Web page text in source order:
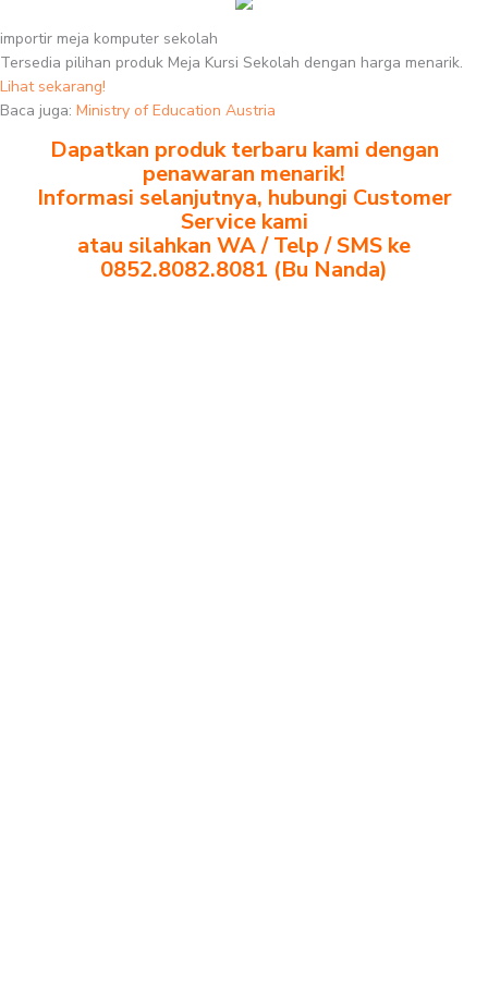
importir meja komputer sekolah
Tersedia pilihan produk Meja Kursi Sekolah dengan harga menarik.
Lihat sekarang!
Baca juga: Ministry of Education Austria
Dapatkan produk terbaru kami dengan
penawaran menarik!
Informasi selanjutnya, hubungi Customer
Service kami
atau silahkan WA / Telp / SMS ke
0852.8082.8081 (Bu Nanda)